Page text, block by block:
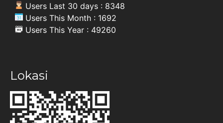
Users Last 30 days : 8348
Users This Month : 1692
Users This Year : 49260
Lokasi